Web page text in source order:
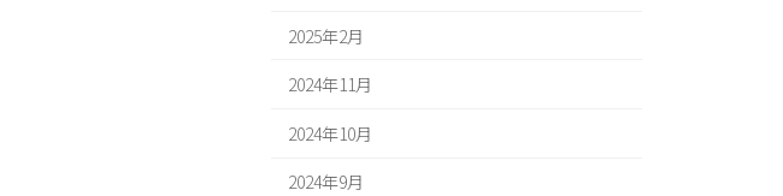
2025年2月
2024年11月
2024年10月
2024年9月